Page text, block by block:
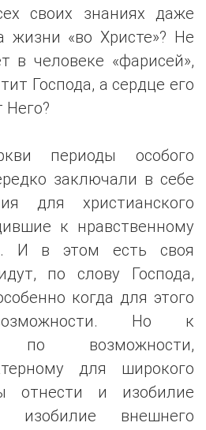
своих знаниях даже
жизни «во Христе»? Не
в человеке «фарисей»,
Господа, а сердце его
Него?
периоды особого
заключали в себе
для христианского
к нравственному
И в этом есть своя
по слову Господа,
когда для этого
Но к
по возможности,
для широкого
отнести и изобилие
изобилие внешнего